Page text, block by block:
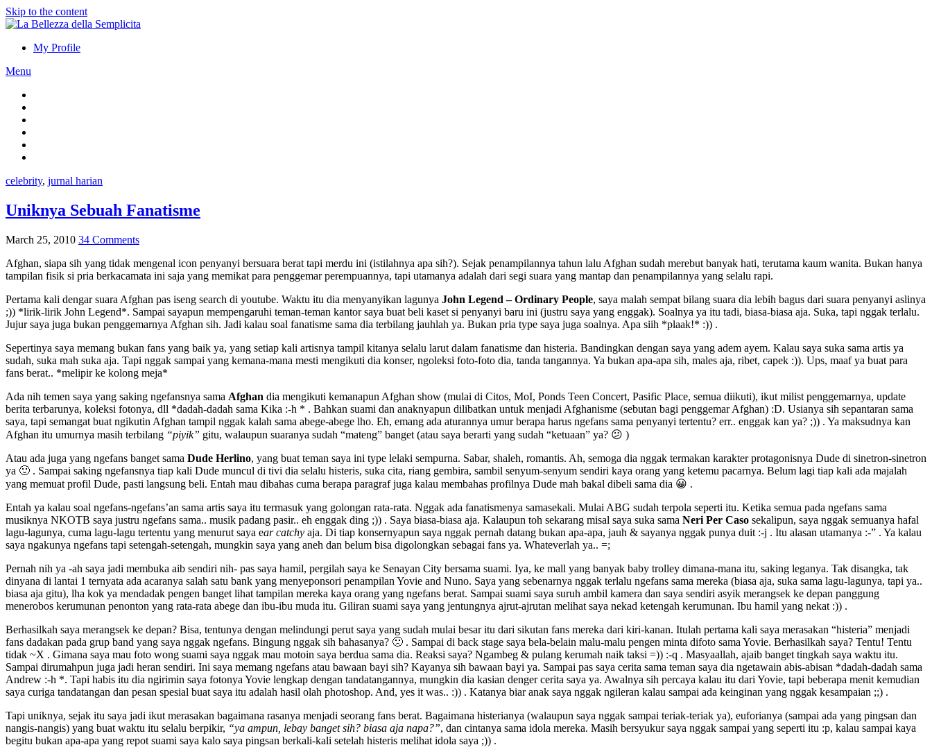
Skip to the content
My Profile
Menu
celebrity, jurnal harian
Uniknya Sebuah Fanatisme
March 25, 2010 34 Comments
Afghan, siapa sih yang tidak mengenal icon penyanyi bersuara berat tapi merdu ini (istilahnya apa sih?). Sejak penampilannya tahun lalu Afghan sudah merebut banyak hati, terutama kaum wanita. Bukan hanya
tampilan fisik si pria berkacamata ini saja yang memikat para penggemar perempuannya, tapi utamanya adalah dari segi suara yang mantap dan penampilannya yang selalu rapi.
Pertama kali dengar suara Afghan pas iseng search di youtube. Waktu itu dia menyanyikan lagunya John Legend – Ordinary People, saya malah sempat bilang suara dia lebih bagus dari suara penyanyi aslinya
;)) *lirik-lirik John Legend*. Sampai sayapun mempengaruhi teman-teman kantor saya buat beli kaset si penyanyi baru ini (justru saya yang enggak). Soalnya ya itu tadi, biasa-biasa aja. Suka, tapi nggak terlalu.
Jujur saya juga bukan penggemarnya Afghan sih. Jadi kalau soal fanatisme sama dia terbilang jauhlah ya. Bukan pria type saya juga soalnya. Apa siih *plaak!* :)) .
Sepertinya saya memang bukan fans yang baik ya, yang setiap kali artisnya tampil kitanya selalu larut dalam fanatisme dan histeria. Bandingkan dengan saya yang adem ayem. Kalau saya suka sama artis ya
sudah, suka mah suka aja. Tapi nggak sampai yang kemana-mana mesti mengikuti dia konser, ngoleksi foto-foto dia, tanda tangannya. Ya bukan apa-apa sih, males aja, ribet, capek :)). Ups, maaf ya buat para
fans berat.. *melipir ke kolong meja*
Ada nih temen saya yang saking ngefansnya sama Afghan dia mengikuti kemanapun Afghan show (mulai di Citos, MoI, Ponds Teen Concert, Pasific Place, semua diikuti), ikut milist penggemarnya, update
berita terbarunya, koleksi fotonya, dll *dadah-dadah sama Kika :-h * . Bahkan suami dan anaknyapun dilibatkan untuk menjadi Afghanisme (sebutan bagi penggemar Afghan) :D. Usianya sih sepantaran sama
saya, tapi semangat buat ngikutin Afghan tampil nggak kalah sama abege-abege lho. Eh, emang ada aturannya umur berapa harus ngefans sama penyanyi tertentu? err.. enggak kan ya? ;)) . Ya maksudnya kan
Afghan itu umurnya masih terbilang “piyik” gitu, walaupun suaranya sudah “mateng” banget (atau saya berarti yang sudah “ketuaan” ya? 😕 )
Atau ada juga yang ngefans banget sama Dude Herlino, yang buat teman saya ini type lelaki sempurna. Sabar, shaleh, romantis. Ah, semoga dia nggak termakan karakter protagonisnya Dude di sinetron-sinetron
ya 🙂 . Sampai saking ngefansnya tiap kali Dude muncul di tivi dia selalu histeris, suka cita, riang gembira, sambil senyum-senyum sendiri kaya orang yang ketemu pacarnya. Belum lagi tiap kali ada majalah
yang memuat profil Dude, pasti langsung beli. Entah mau dibahas cuma berapa paragraf juga kalau membahas profilnya Dude mah bakal dibeli sama dia 😀 .
Entah ya kalau soal ngefans-ngefans’an sama artis saya itu termasuk yang golongan rata-rata. Nggak ada fanatismenya samasekali. Mulai ABG sudah terpola seperti itu. Ketika semua pada ngefans sama
musiknya NKOTB saya justru ngefans sama.. musik padang pasir.. eh enggak ding ;)) . Saya biasa-biasa aja. Kalaupun toh sekarang misal saya suka sama Neri Per Caso sekalipun, saya nggak semuanya hafal
lagu-lagunya, cuma lagu-lagu tertentu yang menurut saya ear catchy aja. Di tiap konsernyapun saya nggak pernah datang bukan apa-apa, jauh & sayanya nggak punya duit :-j . Itu alasan utamanya :-” . Ya kalau
saya ngakunya ngefans tapi setengah-setengah, mungkin saya yang aneh dan belum bisa digolongkan sebagai fans ya. Whateverlah ya.. =;
Pernah nih ya -ah saya jadi membuka aib sendiri nih- pas saya hamil, pergilah saya ke Senayan City bersama suami. Iya, ke mall yang banyak baby trolley dimana-mana itu, saking leganya. Tak disangka, tak
dinyana di lantai 1 ternyata ada acaranya salah satu bank yang menyeponsori penampilan Yovie and Nuno. Saya yang sebenarnya nggak terlalu ngefans sama mereka (biasa aja, suka sama lagu-lagunya, tapi ya..
biasa aja gitu), lha kok ya mendadak pengen banget lihat tampilan mereka kaya orang yang ngefans berat. Sampai suami saya suruh ambil kamera dan saya sendiri asyik merangsek ke depan panggung
menerobos kerumunan penonton yang rata-rata abege dan ibu-ibu muda itu. Giliran suami saya yang jentungnya ajrut-ajrutan melihat saya nekad ketengah kerumunan. Ibu hamil yang nekat :)) .
Berhasilkah saya merangsek ke depan? Bisa, tentunya dengan melindungi perut saya yang sudah mulai besar itu dari sikutan fans mereka dari kiri-kanan. Itulah pertama kali saya merasakan “histeria” menjadi
fans dadakan pada grup band yang saya nggak ngefans. Bingung nggak sih bahasanya? 🙁 . Sampai di back stage saya bela-belain malu-malu pengen minta difoto sama Yovie. Berhasilkah saya? Tentu! Tentu
tidak ~X . Gimana saya mau foto wong suami saya nggak mau motoin saya berdua sama dia. Reaksi saya? Ngambeg & pulang kerumah naik taksi =)) :-q . Masyaallah, ajaib banget tingkah saya waktu itu.
Sampai dirumahpun juga jadi heran sendiri. Ini saya memang ngefans atau bawaan bayi sih? Kayanya sih bawaan bayi ya. Sampai pas saya cerita sama teman saya dia ngetawain abis-abisan *dadah-dadah sama
Andrew :-h *. Tapi habis itu dia ngirimin saya fotonya Yovie lengkap dengan tandatangannya, mungkin dia kasian denger cerita saya ya. Awalnya sih percaya kalau itu dari Yovie, tapi beberapa menit kemudian
saya curiga tandatangan dan pesan spesial buat saya itu adalah hasil olah photoshop. And, yes it was.. :)) . Katanya biar anak saya nggak ngileran kalau sampai ada keinginan yang nggak kesampaian ;;) .
Tapi uniknya, sejak itu saya jadi ikut merasakan bagaimana rasanya menjadi seorang fans berat. Bagaimana histerianya (walaupun saya nggak sampai teriak-teriak ya), euforianya (sampai ada yang pingsan dan
nangis-nangis) yang buat waktu itu selalu berpikir, “ya ampun, lebay banget sih? biasa aja napa?”, dan cintanya sama idola mereka. Masih bersyukur saya nggak sampai yang seperti itu :p, kalau sampai kaya
begitu bukan apa-apa yang repot suami saya kalo saya pingsan berkali-kali setelah histeris melihat idola saya ;)) .